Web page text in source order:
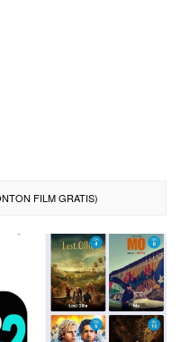
FILM GRATIS)